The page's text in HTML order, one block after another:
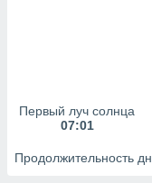
наших 1199
Первый луч солнца
07:01
Продолжительность